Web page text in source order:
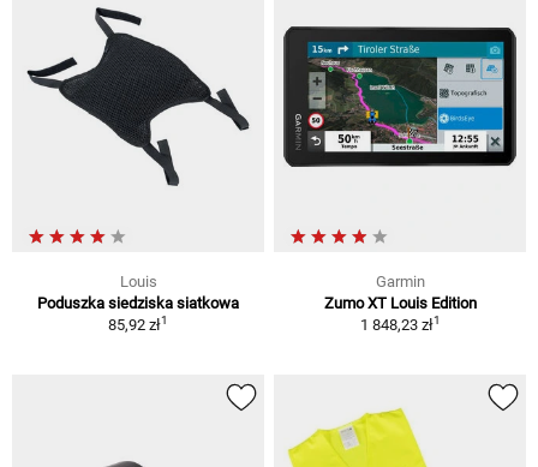
Louis
Poduszka siedziska siatkowa
85,92 zł1
Garmin
Zumo XT Louis Edition
1 848,23 zł1